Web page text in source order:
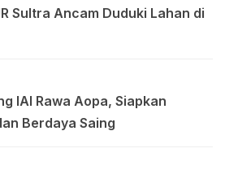
Sultra Ancam Duduki Lahan di
IAI Rawa Aopa, Siapkan
Berdaya Saing